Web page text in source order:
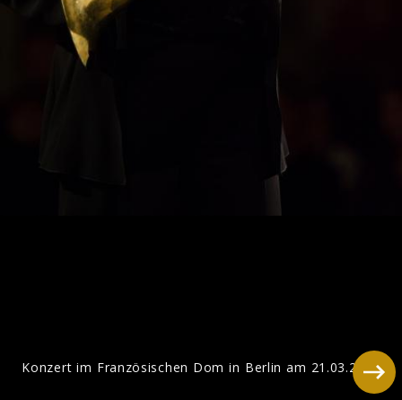
Konzert im Französischen Dom in Berlin am 21.03.2012